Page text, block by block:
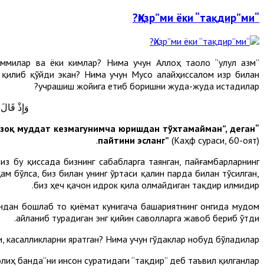
“Ҳизр”ми ёки “тақдир”ми?
ва ёки кимлар? Нима учун Аллоҳ таоло “улул азм”
қўйди экан? Нима учун Мусо алайҳиссалом Ҳизр билан
учрашиш жойига етиб боришни жуда-жуда истадилар?
وَإِذْ
муддат кезмагунимча юришдан тўхтамайман”, деган
пайтини эсланг” (Каҳф сураси, 60-оят).
қиссада бизнинг сабабларга таянган, пайғамбарларнинг
бўлса, биз билан унинг ўртаси қалин парда билан тўсилган,
биз ҳеч қачон идрок қила олмайдиган тақдир илмидир.
бошлаб то қиёмат кунигача башариятнинг онгида мудом
айланиб турадиган энг қийин саволларга жавоб бериб ўтди.
яратган? Нима учун гўдаклар нобуд бўладилар?
банда”ни инсон суратидаги “тақдир” деб таъвил қилганлар.